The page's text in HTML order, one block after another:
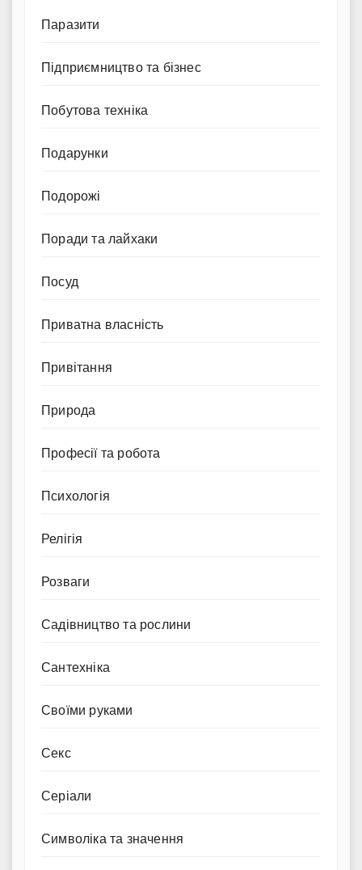
Паразити
Підприємництво та бізнес
Побутова техніка
Подарунки
Подорожі
Поради та лайхаки
Посуд
Приватна власність
Привітання
Природа
Професії та робота
Психологія
Релігія
Розваги
Садівництво та рослини
Сантехніка
Своїми руками
Секс
Серіали
Символіка та значення